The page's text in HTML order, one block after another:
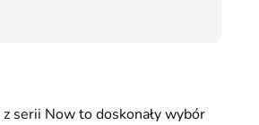
z serii Now to doskonały wybór